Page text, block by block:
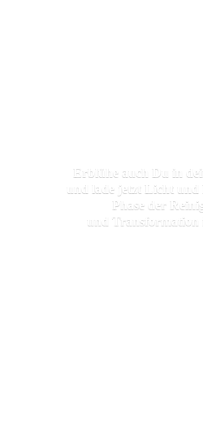
Erblühe auch Du in
und lade jetzt Licht
Phase der
und Transformation